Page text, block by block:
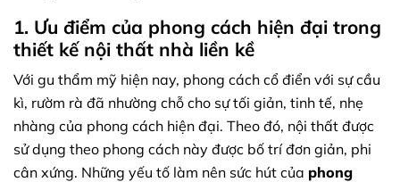
1. Ưu điểm của phong cách hiện đại trong
thiết kế nội thất nhà liền kề
Với gu thẩm mỹ hiện nay, phong cách cổ điển với sự cầu
kì, rườm rà đã nhường chỗ cho sự tối giản, tinh tế, nhẹ
nhàng của phong cách hiện đại. Theo đó, nội thất được
sử dụng theo phong cách này được bố trí đơn giản, phi
cân xứng. Những yếu tố làm nên sức hút của phong